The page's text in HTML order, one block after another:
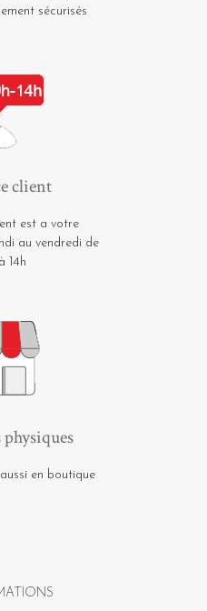
sécurisés
client
est a votre
au vendredi de
14h
en boutique